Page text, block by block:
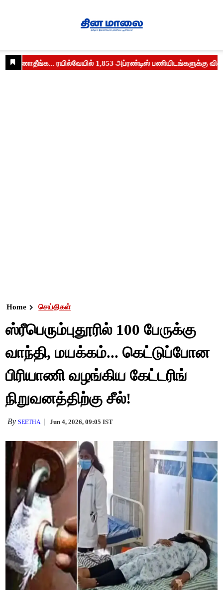
Home செய்திகள்
ஸ்ரீபெரும்புதூரில் 100 பேருக்கு
வாந்தி, மயக்கம்... கெட்டுப்போன
பிரியாணி வழங்கிய கேட்டரிங்
நிறுவனத்திற்கு சீல்!
BySEETHA Jun 4, 2026, 09:05 IST